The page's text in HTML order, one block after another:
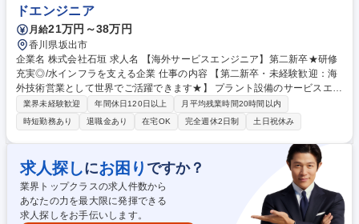
ドエンジニア
月給21万円～38万円
香川県坂出市
企業名 株式会社石垣 求人名 【海外サービスエンジニア】第二新卒★研修
充実◎/水インフラを支える企業 仕事の内容 【第二新卒・未経験歓迎：海
外技術営業として世界でご活躍できます★】 プラント設備のサービスエン
ジニアとして、東京又は香川拠点に、世界各地の顧客を担当し、製品納入
時の技術的指導やメンテナンスをお任せ。 【業務の詳細】■海外顧客への
アフターサービス(営業部に同行)■納入時、据え付けや試運転の技術指導
(現地代理店を通じて注文を受け、代理店の担当に同行)■国内にいる時は、
見積もりや顧客からの問い合わせ対応※建物改変業務はございません。
【働き方】香川県坂出工場で勤務／残業は平均15時間程度／急な呼び出し
や夜間の対応なし／ノー残業デーを全社的に設定等、働きやすい環境。 募
集職種 【海外サービスエンジニア】第二新卒★研修充実◎/水インフラを
支える企業
業界未経験歓迎 年間休日120日以上
月平均残業時間20時間以内
時短勤務あり
退職金あり 在宅OK 完全週休2日制 土日祝休み
求人探しにお困り ですか？
業界トップクラスの求人件数から
あなたの力を最大限に発揮できる
求人探しをお手伝いします。